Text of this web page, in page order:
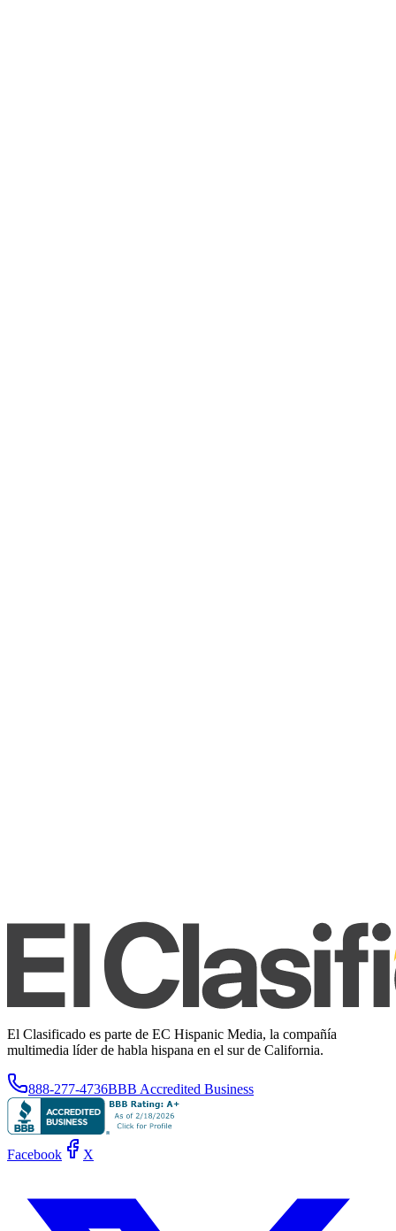
El Clasificado es parte de EC Hispanic Media, la compañía
multimedia líder de habla hispana en el sur de California.
888-277-4736BBB Accredited Business
Facebook X